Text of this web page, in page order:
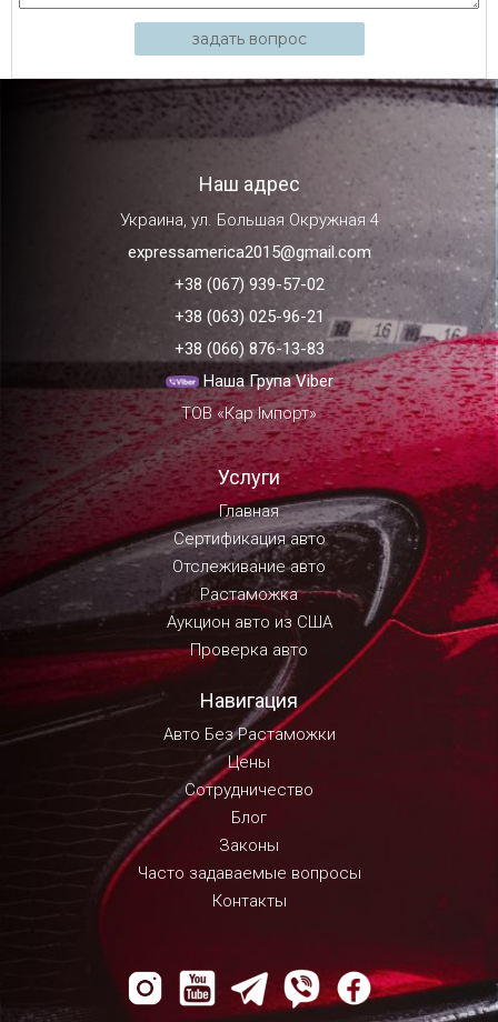
задать вопрос
Наш адрес
Украина, ул. Большая Окружная 4
expressamerica2015@gmail.com
+38 (067) 939-57-02
+38 (063) 025-96-21
+38 (066) 876-13-83
Наша Група Viber
ТОВ «Кар Імпорт»
Услуги
Главная
Сертификация авто
Отслеживание авто
Растаможка
Аукцион авто из США
Проверка авто
Навигация
Авто Без Растаможки
Цены
Сотрудничество
Блог
Законы
Часто задаваемые вопросы
Контакты